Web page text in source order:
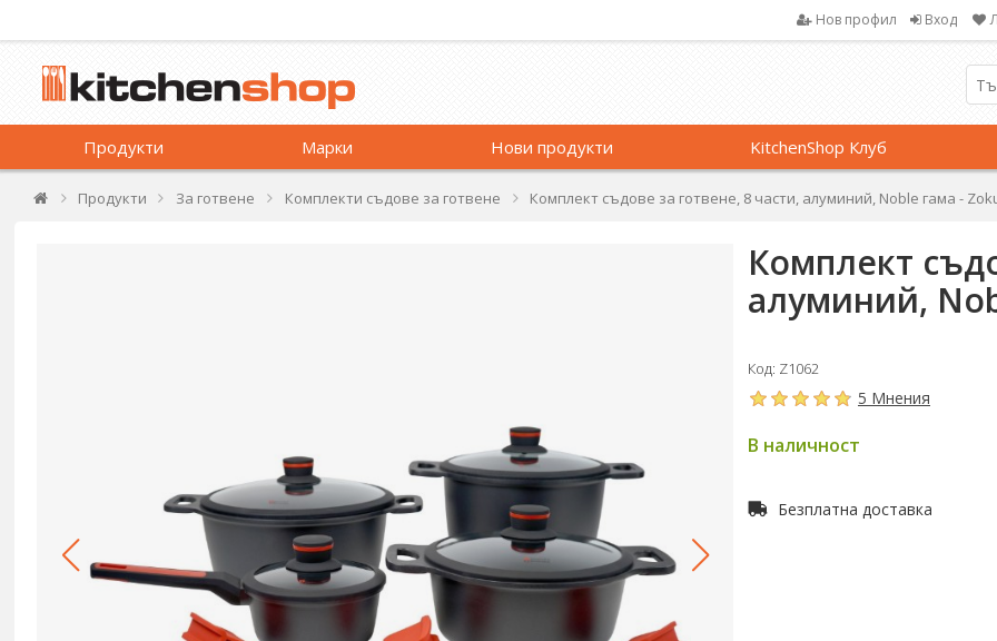
Нов профил Вход
Продукти Марки Нови продукти KitchenShop Клуб
Продукти За готвене Комплекти съдове за готвене Комплект съдове за готвене, 8 части, алуминий, Noble гама -
Комплект
алуминий,
Код: Z1062
5 Мнения
В наличност
Безплатна доставка